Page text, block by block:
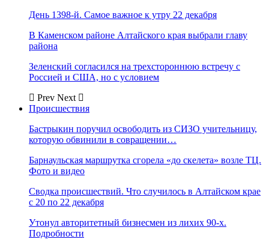
День 1398-й. Самое важное к утру 22 декабря
В Каменском районе Алтайского края выбрали главу
района
Зеленский согласился на трехстороннюю встречу с
Россией и США, но с условием
Prev Next
Происшествия
Бастрыкин поручил освободить из СИЗО учительницу,
которую обвинили в совращении…
Барнаульская маршрутка сгорела «до скелета» возле ТЦ.
Фото и видео
Сводка происшествий. Что случилось в Алтайском крае
с 20 по 22 декабря
Утонул авторитетный бизнесмен из лихих 90-х.
Подробности